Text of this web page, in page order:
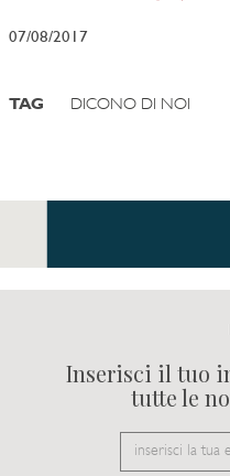
07/08/2017
TAG DICONO DI NOI
Inserisci il tuo
tutte le